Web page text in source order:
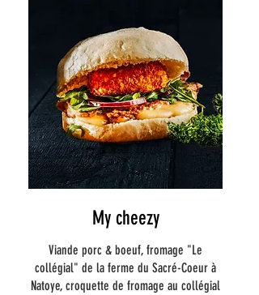
My cheezy
Viande porc & boeuf, fromage "Le
collégial" de la ferme du Sacré-Coeur à
Natoye, croquette de fromage au collégial